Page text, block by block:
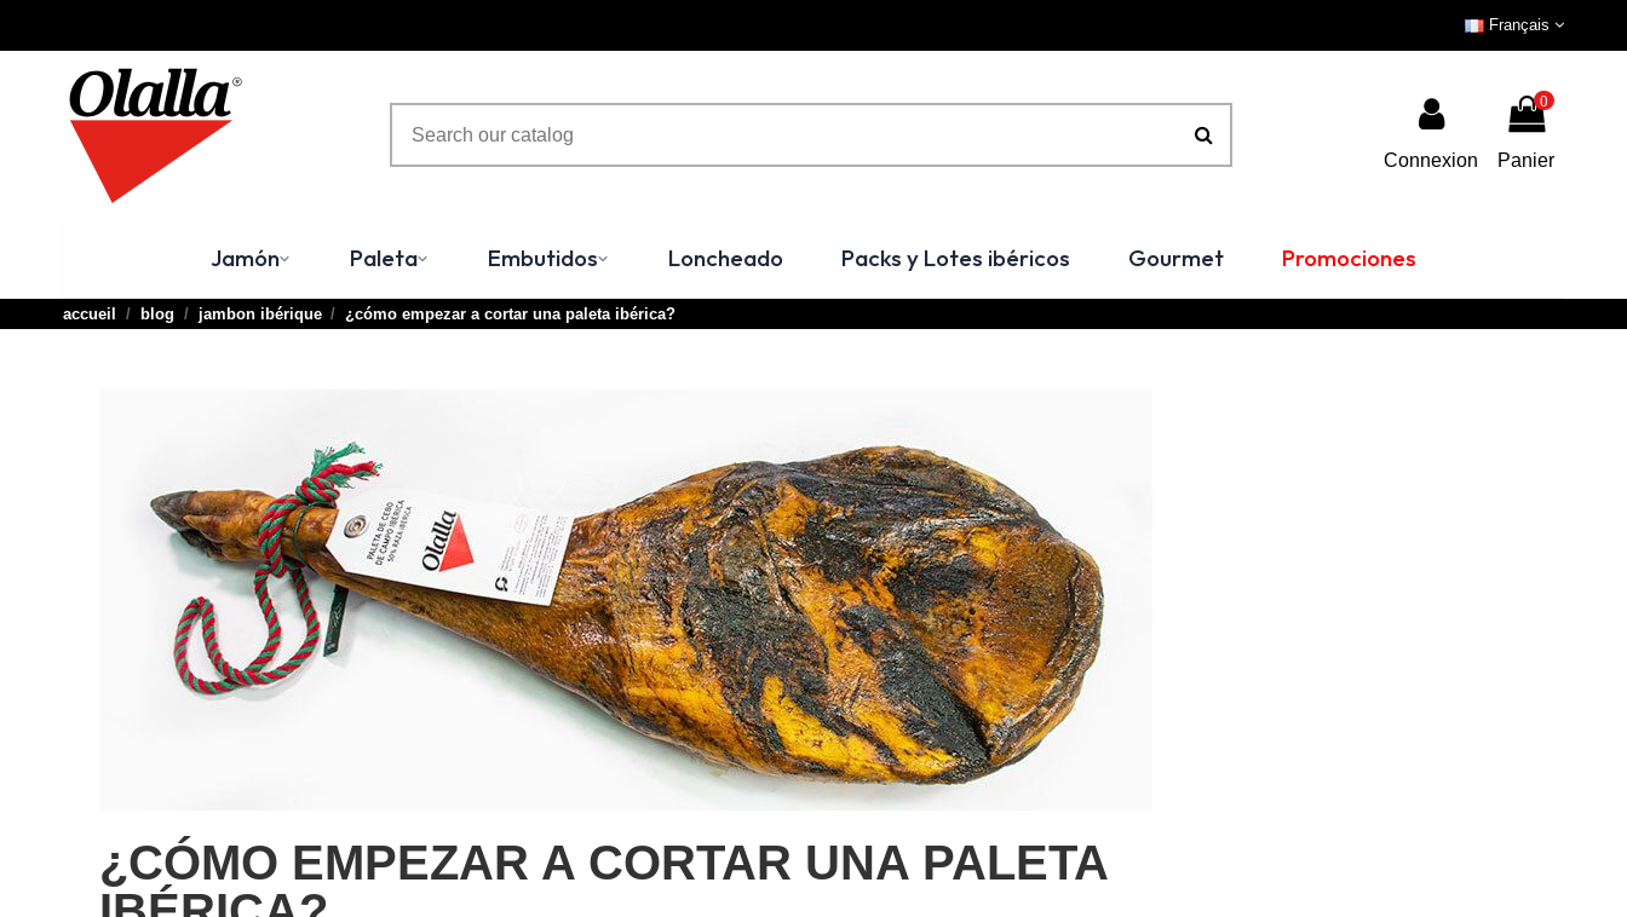
Français
Connexion
0
Panier
Jamón Paleta Embutidos Loncheado Packs y Lotes ibéricos Gourmet Promociones
accueil blog jambon ibérique ¿cómo empezar a cortar una paleta ibérica?
¿CÓMO EMPEZAR A CORTAR UNA PALETA